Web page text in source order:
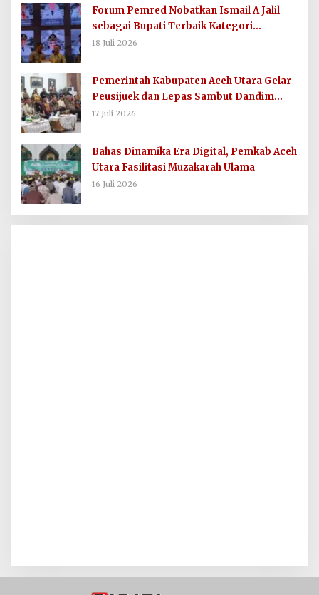
Forum Pemred Nobatkan Ismail A Jalil
sebagai Bupati Terbaik Kategori
Komunikasi dan Informasi Publik
18 Juli 2026
Pemerintah Kabupaten Aceh Utara Gelar
Peusijuek dan Lepas Sambut Dandim
0103/AUT
17 Juli 2026
Bahas Dinamika Era Digital, Pemkab Aceh
Utara Fasilitasi Muzakarah Ulama
16 Juli 2026